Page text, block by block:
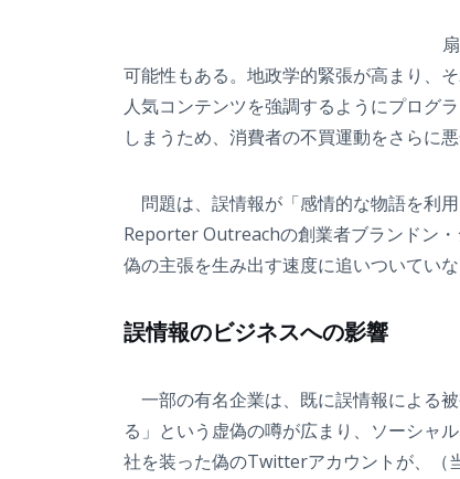
可能性もある。地政学的緊張が高まり、
人気コンテンツを強調するようにプログ
しまうため、消費者の不買運動をさらに
問題は、誤情報が「感情的な物語を利
Reporter Outreachの創業者ブランドン
偽の主張を生み出す速度に追いついてい
誤情報のビジネスへの影響
一部の有名企業は、既に誤情報による
る」という虚偽の噂が広まり、ソーシャ
社を装った偽のTwitterアカウントが、（